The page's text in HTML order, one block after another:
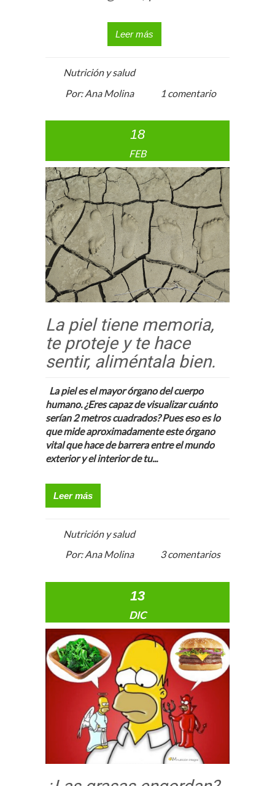
Leer más
Nutrición y salud
Por: Ana Molina
1 comentario
18
FEB
La piel tiene memoria,
te proteje y te hace
sentir, aliméntala bien.
La piel es el mayor órgano del cuerpo
humano. ¿Eres capaz de visualizar cuánto
serían 2 metros cuadrados? Pues eso es lo
que mide aproximadamente este órgano
vital que hace de barrera entre el mundo
exterior y el interior de tu...
Leer más
Nutrición y salud
Por: Ana Molina
3 comentarios
13
DIC